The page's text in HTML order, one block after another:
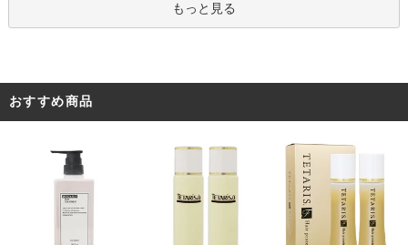
もっと見る
おすすめ商品